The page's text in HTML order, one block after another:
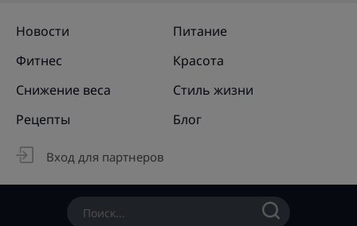
Новости
Питание
Фитнес
Красота
Снижение веса
Стиль жизни
Рецепты
Блог
Вход для партнеров